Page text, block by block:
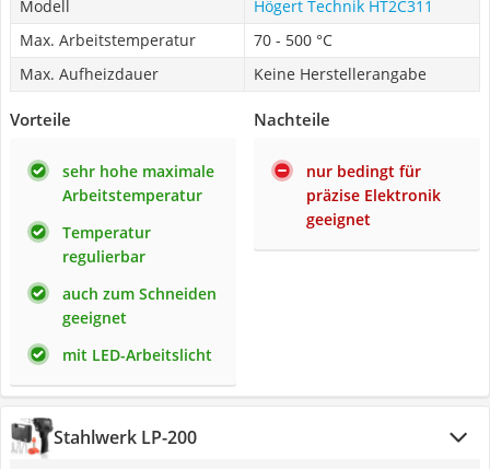
Modell
Högert Technik HT2C311
Max. Arbeitstemperatur
70 - 500 °C
Max. Aufheizdauer
Keine Herstellerangabe
Vorteile
sehr hohe maximale
Arbeitstemperatur
Temperatur
regulierbar
auch zum Schneiden
geeignet
mit LED-Arbeitslicht
Nachteile
nur bedingt für
präzise Elektronik
geeignet
Stahlwerk LP-200